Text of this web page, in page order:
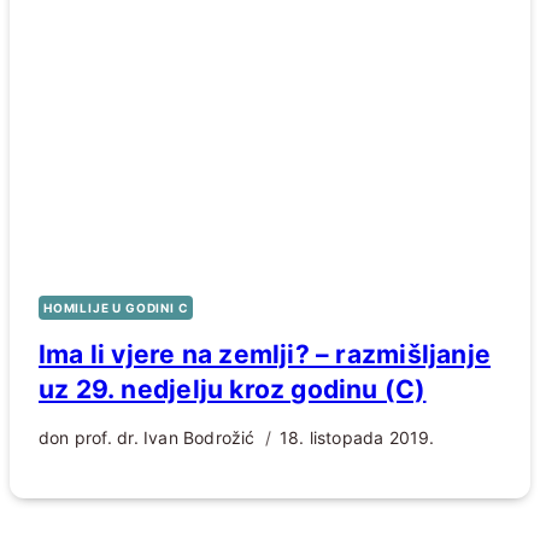
HOMILIJE U GODINI C
Ima li vjere na zemlji? – razmišljanje
uz 29. nedjelju kroz godinu (C)
don prof. dr. Ivan Bodrožić 18. listopada 2019.